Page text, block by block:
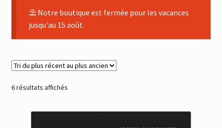
⛱ Notre boutique est fermée pour les vacances
jusqu'au 15 août.
6 résultats affichésTrié